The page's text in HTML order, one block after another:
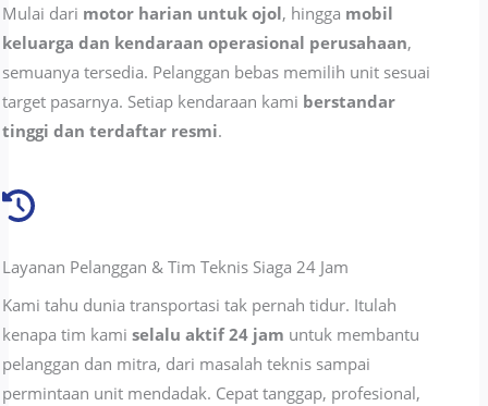
Mulai dari motor harian untuk ojol, hingga mobil
keluarga dan kendaraan operasional perusahaan,
semuanya tersedia. Pelanggan bebas memilih unit sesuai
target pasarnya. Setiap kendaraan kami berstandar
tinggi dan terdaftar resmi.
Layanan Pelanggan & Tim Teknis Siaga 24 Jam
Kami tahu dunia transportasi tak pernah tidur. Itulah
kenapa tim kamiselalu aktif 24 jam untuk membantu
pelanggan dan mitra, dari masalah teknis sampai
permintaan unit mendadak. Cepat tanggap, profesional,